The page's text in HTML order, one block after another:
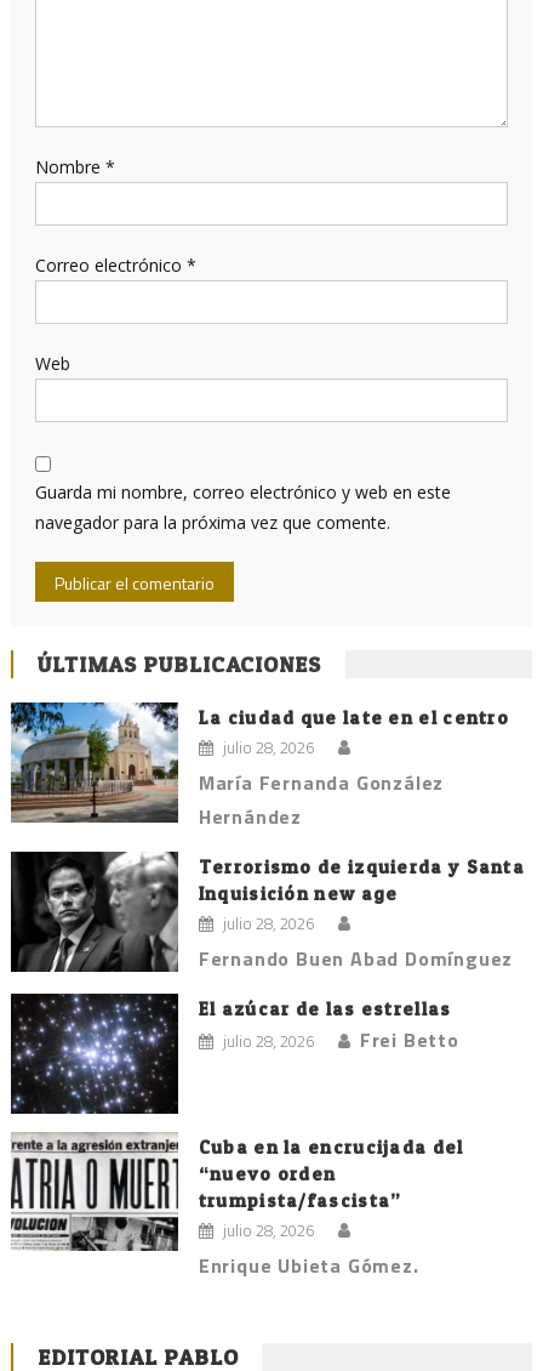
Nombre *
Correo electrónico *
Web
Guarda mi nombre, correo electrónico y web en este
navegador para la próxima vez que comente.
ÚLTIMAS PUBLICACIONES
La ciudad que late en el centro
julio 28, 2026
María Fernanda González
Hernández
Terrorismo de izquierda y Santa
Inquisición new age
julio 28, 2026
Fernando Buen Abad Domínguez
El azúcar de las estrellas
julio 28, 2026 Frei Betto
Cuba en la encrucijada del
“nuevo orden
trumpista/fascista”
julio 28, 2026
Enrique Ubieta Gómez.
EDITORIAL PABLO